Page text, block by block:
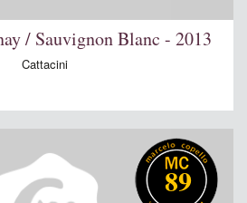
/ Sauvignon Blanc - 2013
Cattacini
89